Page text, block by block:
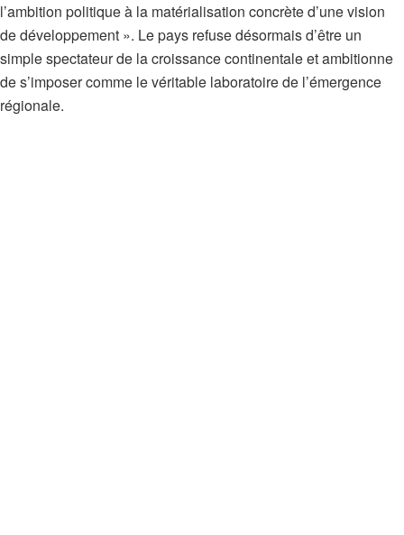
l’ambition politique à la matérialisation concrète d’une vision
de développement ». Le pays refuse désormais d’être un
simple spectateur de la croissance continentale et ambitionne
de s’imposer comme le véritable laboratoire de l’émergence
régionale.